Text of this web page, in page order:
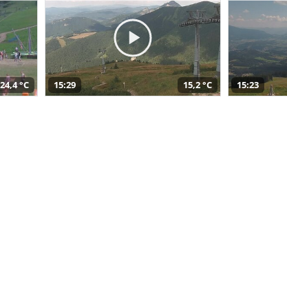
24,4 °C 15:29 15,2 °C 15:23